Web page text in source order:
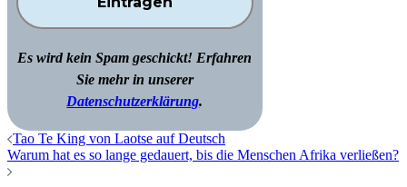
Es wird kein Spam geschickt! Erfahren
Sie mehr in unserer
Datenschutzerklärung.
Beitragsnavigation
Tao Te King von Laotse auf Deutsch
Warum hat es so lange gedauert, bis die Menschen Afrika verließen?